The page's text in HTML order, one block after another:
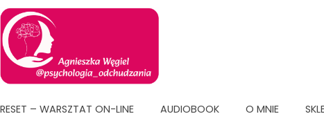
Przejdź
do
treści
RESET – WARSZTAT ON-LINE AUDIOBOOK O MNIE